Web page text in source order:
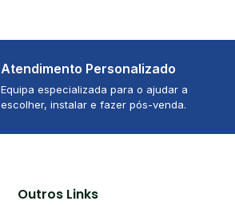
Atendimento Personalizado
Equipa especializada para o ajudar a
escolher, instalar e fazer pós-venda.
Outros Links